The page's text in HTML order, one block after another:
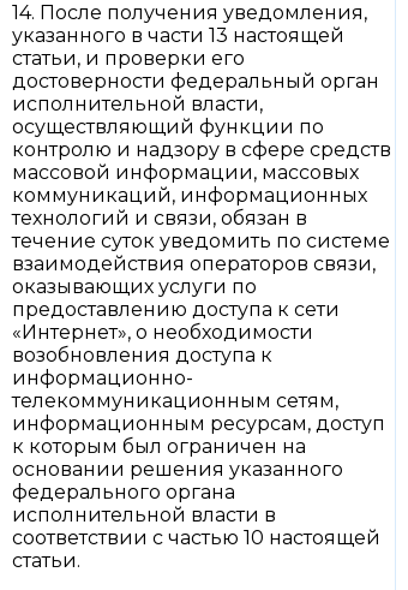
14. После получения уведомления,
указанного в части 13 настоящей
статьи, и проверки его
достоверности федеральный орган
исполнительной власти,
осуществляющий функции по
контролю и надзору в сфере средств
массовой информации, массовых
коммуникаций, информационных
технологий и связи, обязан в
течение суток уведомить по системе
взаимодействия операторов связи,
оказывающих услуги по
предоставлению доступа к сети
«Интернет», о необходимости
возобновления доступа к
информационно-
телекоммуникационным сетям,
информационным ресурсам, доступ
к которым был ограничен на
основании решения указанного
федерального органа
исполнительной власти в
соответствии с частью 10 настоящей
статьи.